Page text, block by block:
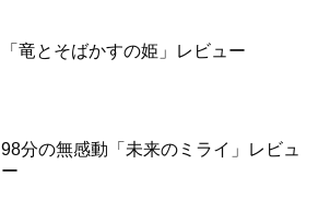
「竜とそばかすの姫」レビュー
98分の無感動「未来のミライ」レビュ
ー